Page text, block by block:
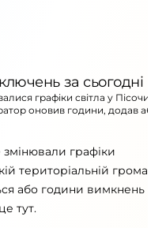
за сьогодні
графіки світла у
оновив години, додав
графіки
територіальній
або години вимкнень
тут.